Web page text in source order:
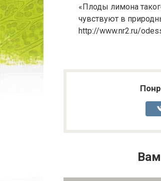
«Плоды лимона
чувствуют в
http://www.nr2.ru/